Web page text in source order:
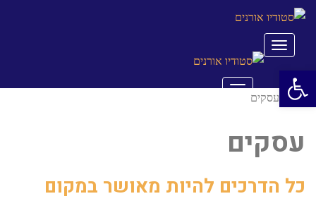
תפריט
תפריט
ראשי עסקים
עסקים
כל הדרכים להיות מאושר במקום
פתח סרגל נגישות